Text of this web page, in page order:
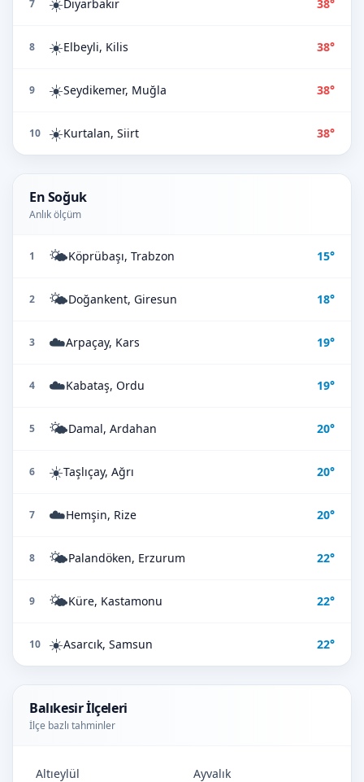
7 Diyarbakır 38°
8 ☀️Elbeyli, Kilis 38°
9 ☀️Seydikemer, Muğla 38°
10 ☀️Kurtalan, Siirt 38°
En Soğuk
Anlık ölçüm
1 🌤️Köprübaşı, Trabzon 15°
2 🌤️Doğankent, Giresun 18°
3 ☁️Arpaçay, Kars 19°
4 ☁️Kabataş, Ordu 19°
5 🌤️Damal, Ardahan 20°
6 ☀️Taşlıçay, Ağrı 20°
7 ☁️Hemşin, Rize 20°
8 🌤️Palandöken, Erzurum 22°
9 🌤️Küre, Kastamonu 22°
10 ☀️Asarcık, Samsun 22°
Balıkesir İlçeleri
İlçe bazlı tahminler
Altıeylül Ayvalık